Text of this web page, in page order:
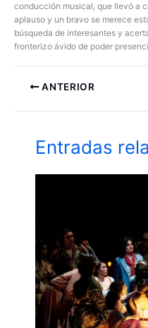
conducción musical, que llevó a
aplauso y un bravo se merece
búsqueda de interesantes y
fronterizo ávido de poder
ANTERIOR
Entradas